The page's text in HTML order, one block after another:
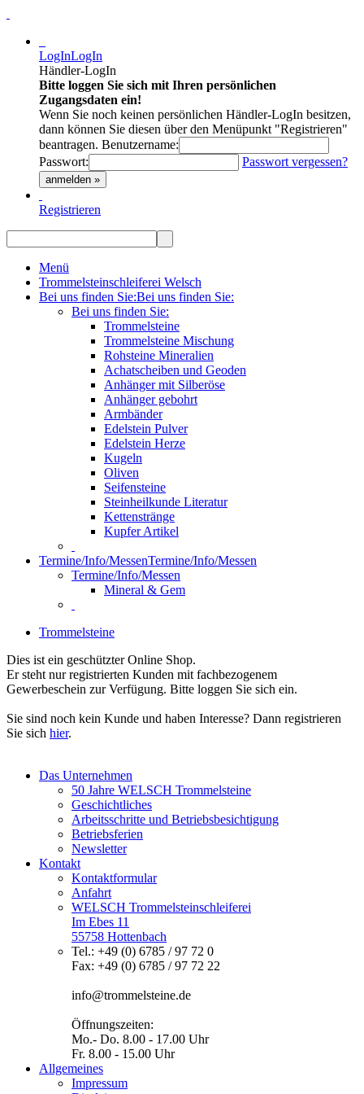
LogInLogIn
Händler-LogIn
Bitte loggen Sie sich mit Ihren persönlichen
Zugangsdaten ein!
Wenn Sie noch keinen persönlichen Händler-LogIn besitzen,
dann können Sie diesen über den Menüpunkt "Registrieren"
beantragen. Benutzername:
Passwort:
Passwort vergessen?
anmelden »
Registrieren
Menü
Trommelsteinschleiferei Welsch
Bei uns finden Sie:Bei uns finden Sie:
Bei uns finden Sie:
Trommelsteine
Trommelsteine Mischung
Rohsteine Mineralien
Achatscheiben und Geoden
Anhänger mit Silberöse
Anhänger gebohrt
Armbänder
Edelstein Pulver
Edelstein Herze
Kugeln
Oliven
Seifensteine
Steinheilkunde Literatur
Kettenstränge
Kupfer Artikel
Termine/Info/MessenTermine/Info/Messen
Termine/Info/Messen
Mineral & Gem
Trommelsteine
Dies ist ein geschützter Online Shop.
Er steht nur registrierten Kunden mit fachbezogenem
Gewerbeschein zur Verfügung. Bitte loggen Sie sich ein.
Sie sind noch kein Kunde und haben Interesse? Dann registrieren
Sie sich hier.
Das Unternehmen
50 Jahre WELSCH Trommelsteine
Geschichtliches
Arbeitsschritte und Betriebsbesichtigung
Betriebsferien
Newsletter
Kontakt
Kontaktformular
Anfahrt
WELSCH Trommelsteinschleiferei
Im Ebes 11
55758 Hottenbach
Tel.: +49 (0) 6785 / 97 72 0
Fax: +49 (0) 6785 / 97 72 22
info@trommelsteine.de
Öffnungszeiten:
Mo.- Do. 8.00 - 17.00 Uhr
Fr. 8.00 - 15.00 Uhr
Allgemeines
Impressum